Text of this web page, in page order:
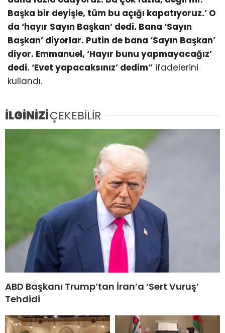
Başka bir deyişle, tüm bu açığı kapatıyoruz.’ O
da ‘hayır Sayın Başkan’ dedi. Bana ‘Sayın
Başkan’ diyorlar. Putin de bana ‘Sayın Başkan’
diyor. Emmanuel, ‘Hayır bunu yapmayacağız’
dedi. ‘Evet yapacaksınız’ dedim” ifadelerini
kullandı.
İLGİNİZİÇEKEBİLİR
ABD Başkanı Trump’tan İran’a ‘Sert Vuruş’
Tehdidi